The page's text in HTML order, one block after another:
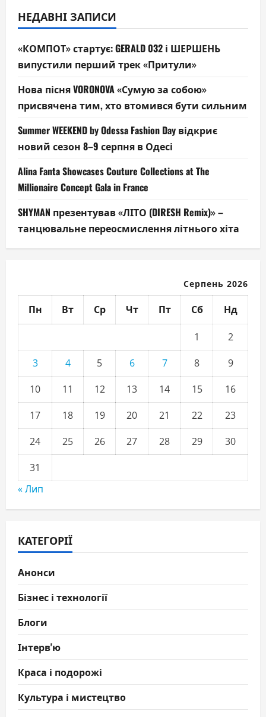
НЕДАВНІ ЗАПИСИ
«КОМПОТ» стартує: GERALD 032 і ШЕРШЕНЬ
випустили перший трек «Притули»
Нова пісня VORONOVA «Сумую за собою»
присвячена тим, хто втомився бути сильним
Summer WEEKEND by Odessa Fashion Day відкриє
новий сезон 8–9 серпня в Одесі
Alina Fanta Showcases Couture Collections at The
Millionaire Concept Gala in France
SHYMAN презентував «ЛІТО (DIRESH Remix)» –
танцювальне переосмислення літнього хіта
Серпень 2026
Пн Вт Ср Чт Пт Сб Нд
1
2
3
4 5 6 7 8
9
10
11 12 13 14 15
16
17
18 19 20 21 22
23
24
25 26 27 28 29
30
31
« Лип
КАТЕГОРІЇ
Анонси
Бізнес і технології
Блоги
Інтерв'ю
Краса і подорожі
Культура і мистецтво